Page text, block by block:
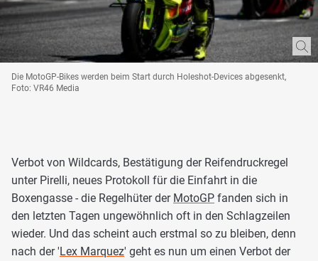
Die MotoGP-Bikes werden beim Start durch Holeshot-Devices abgesenkt,
Foto: VR46 Media
Verbot von Wildcards, Bestätigung der Reifendruckregel
unter Pirelli, neues Protokoll für die Einfahrt in die
Boxengasse - die Regelhüter der MotoGP fanden sich in
den letzten Tagen ungewöhnlich oft in den Schlagzeilen
wieder. Und das scheint auch erstmal so zu bleiben, denn
nach der 'Lex Marquez' geht es nun um einen Verbot der